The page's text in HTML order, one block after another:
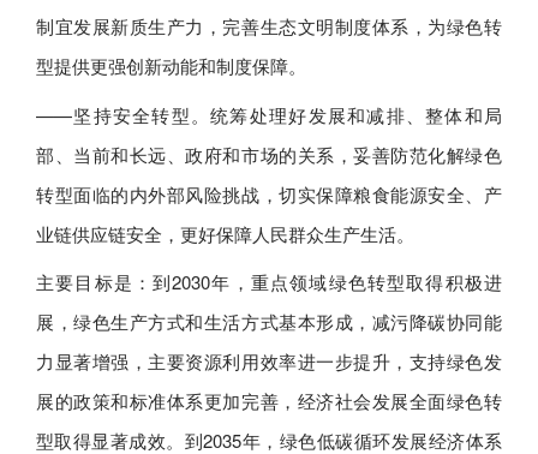
制宜发展新质生产力，完善生态文明制度体系，为绿色转
型提供更强创新动能和制度保障。
——坚持安全转型。统筹处理好发展和减排、整体和局
部、当前和长远、政府和市场的关系，妥善防范化解绿色
转型面临的内外部风险挑战，切实保障粮食能源安全、产
业链供应链安全，更好保障人民群众生产生活。
主要目标是：到2030年，重点领域绿色转型取得积极进
展，绿色生产方式和生活方式基本形成，减污降碳协同能
力显著增强，主要资源利用效率进一步提升，支持绿色发
展的政策和标准体系更加完善，经济社会发展全面绿色转
型取得显著成效。到2035年，绿色低碳循环发展经济体系